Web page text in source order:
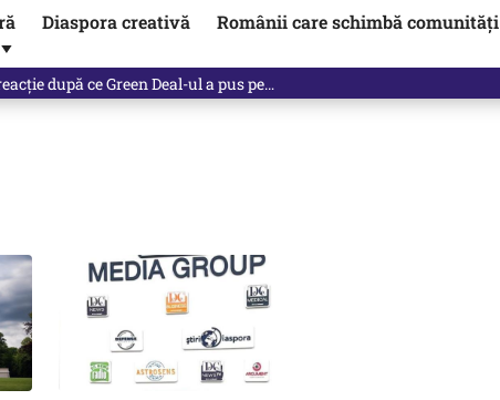
Diaspora creativă
Românii care schimbă comunități
▼
după ce Green Deal-ul a pus pe…